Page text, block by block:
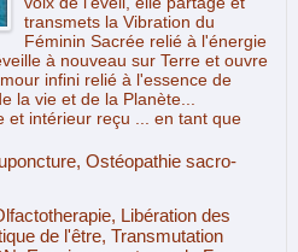
transmets la Vibration du
Féminin Sacrée relié à l'énergie
à nouveau sur Terre et ouvre
infini relié à l'essence de
la vie et de la Planète...
et intérieur reçu ... en tant que
Ostéopathie sacro-
Libération des
de l'être, Transmutation